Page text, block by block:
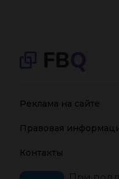
Реклама на сайте
Правовая
Контакты